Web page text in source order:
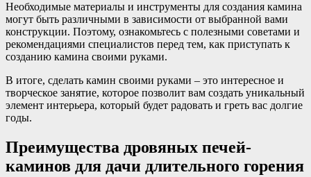
Необходимые материалы и инструменты для создания камина
могут быть различными в зависимости от выбранной вами
конструкции. Поэтому, ознакомьтесь с полезными советами и
рекомендациями специалистов перед тем, как приступать к
созданию камина своими руками.
В итоге, сделать камин своими руками – это интересное и
творческое занятие, которое позволит вам создать уникальный
элемент интерьера, который будет радовать и греть вас долгие
годы.
Преимущества дровяных печей-
каминов для дачи длительного горения